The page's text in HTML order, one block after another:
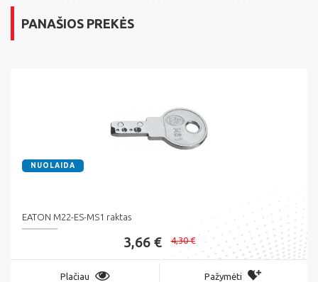
PANAŠIOS PREKĖS
NUOLAIDA
EATON M22-ES-MS1 raktas
3,66 € 4,30 €
Plačiau Pažymėti